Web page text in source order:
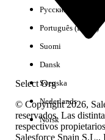
Select Org
Русский
Português (Brasil)
Suomi
Dansk
Svenska
Nederlands
Norsk
© Copyright 2026,
reservados. Las
respectivos
Salesforce Spain S.L.,